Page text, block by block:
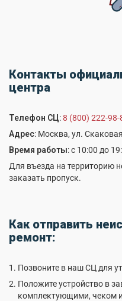
Контакты
центра
Телефон СЦ:8 (800) 222-98-
Адрес: Москва, ул.
Время работы: с 10:00 до
Для въезда на территорию
заказать пропуск.
Как отправить
ремонт:
Позвоните в наш СЦ для
Положите устройство в
комплектующими, чеком